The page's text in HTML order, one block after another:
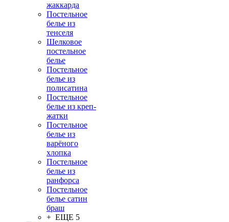
жаккарда
Постельное
белье из
тенселя
Шелковое
постельное
белье
Постельное
белье из
полисатина
Постельное
белье из креп-
жатки
Постельное
белье из
варёного
хлопка
Постельное
белье из
ранфорса
Постельное
белье сатин
браш
+ ЕЩЕ 5